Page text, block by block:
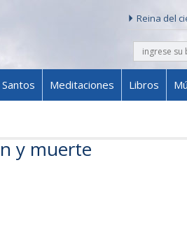
Reina del
buscar
Skip to content
Santos Meditaciones Libros
y muerte